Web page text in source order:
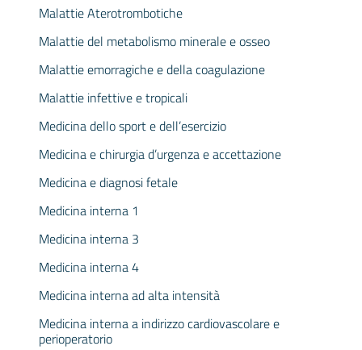
Malattie Aterotrombotiche
Malattie del metabolismo minerale e osseo
Malattie emorragiche e della coagulazione
Malattie infettive e tropicali
Medicina dello sport e dell’esercizio
Medicina e chirurgia d’urgenza e accettazione
Medicina e diagnosi fetale
Medicina interna 1
Medicina interna 3
Medicina interna 4
Medicina interna ad alta intensità
Medicina interna a indirizzo cardiovascolare e
perioperatorio